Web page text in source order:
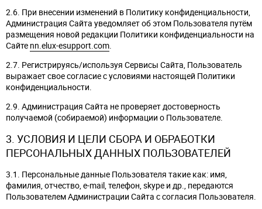
2.6. При внесении изменений в Политику конфиденциальности,
Администрация Сайта уведомляет об этом Пользователя путём
размещения новой редакции Политики конфиденциальности на
Сайте nn.elux-esupport.com.
2.7. Регистрируясь/используя Сервисы Сайта, Пользователь
выражает свое согласие с условиями настоящей Политики
конфиденциальности.
2.9. Администрация Сайта не проверяет достоверность
получаемой (собираемой) информации о Пользователе.
3. УСЛОВИЯ И ЦЕЛИ СБОРА И ОБРАБОТКИ
ПЕРСОНАЛЬНЫХ ДАННЫХ ПОЛЬЗОВАТЕЛЕЙ
3.1. Персональные данные Пользователя такие как: имя,
фамилия, отчество, e-mail, телефон, skype и др., передаются
Пользователем Администрации Сайта с согласия Пользователя.